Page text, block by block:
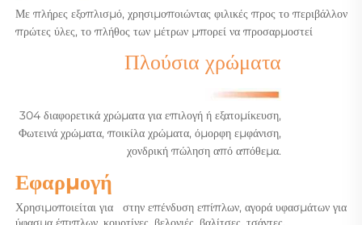
Με πλήρες εξοπλισμό, χρησιμοποιώντας φιλικές προς το περιβάλλον
πρώτες ύλες, το πλήθος των μέτρων μπορεί να προσαρμοστεί
Πλούσια χρώματα
304 διαφορετικά χρώματα για επιλογή ή εξατομίκευση,
Φωτεινά χρώματα, ποικίλα χρώματα, όμορφη εμφάνιση,
χονδρική πώληση από απόθεμα.
Εφαρμογή
Χρησιμοποιείται για στην επένδυση επίπλων, αγορά υφασμάτων για